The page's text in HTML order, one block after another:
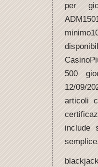
per
500
12/09/
articoli
include